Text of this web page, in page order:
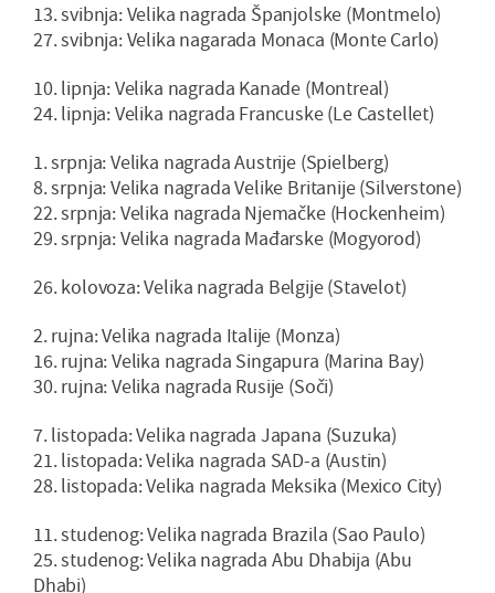
13. svibnja: Velika nagrada Španjolske (Montmelo)
27. svibnja: Velika nagarada Monaca (Monte Carlo)
10. lipnja: Velika nagrada Kanade (Montreal)
24. lipnja: Velika nagrada Francuske (Le Castellet)
1. srpnja: Velika nagrada Austrije (Spielberg)
8. srpnja: Velika nagrada Velike Britanije (Silverstone)
22. srpnja: Velika nagrada Njemačke (Hockenheim)
29. srpnja: Velika nagrada Mađarske (Mogyorod)
26. kolovoza: Velika nagrada Belgije (Stavelot)
2. rujna: Velika nagrada Italije (Monza)
16. rujna: Velika nagrada Singapura (Marina Bay)
30. rujna: Velika nagrada Rusije (Soči)
7. listopada: Velika nagrada Japana (Suzuka)
21. listopada: Velika nagrada SAD-a (Austin)
28. listopada: Velika nagrada Meksika (Mexico City)
11. studenog: Velika nagrada Brazila (Sao Paulo)
25. studenog: Velika nagrada Abu Dhabija (Abu
Dhabi)